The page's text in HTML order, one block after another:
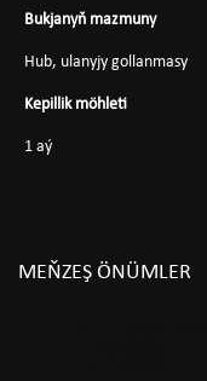
Bukjanyň mazmuny
Hub, ulanyjy gollanmasy
Kepillik möhleti
1 aý
MEŇZEŞ ÖNÜMLER